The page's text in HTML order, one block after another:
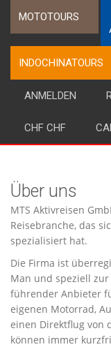
MOTOTOURS
INDOCHINATOURS
ANMELDEN
CHF CHF
Über uns
MTS Aktivreisen
Reisebranche, das
spezialisiert hat.
Die Firma ist
Man und speziell
führender Anbieter
eigenen Motorrad,
einen Direktflug von
können immer